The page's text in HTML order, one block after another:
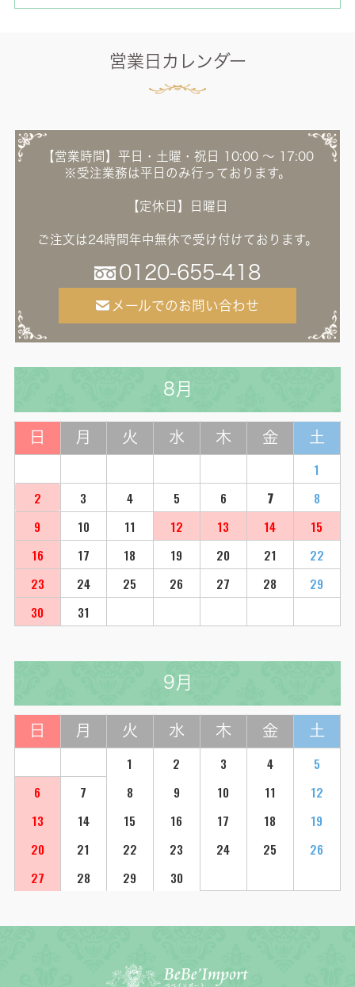
営業日カレンダー
【営業時間】平日・土曜・祝日 10:00 ～ 17:00
※受注業務は平日のみ行っております。
【定休日】日曜日
ご注文は24時間年中無休で受け付けております。
0120-655-418
メールでのお問い合わせ
8月
日 月 火 水 木 金 土
1
2
3 4 5 6 7
8
9
10 11 12 13 14
15
16
17 18 19 20 21
22
23
24 25 26 27 28
29
30
31
9月
日 月 火 水 木 金 土
1 2 3 4
5
6
7 8 9 10 11
12
13
14 15 16 17 18
19
20
21 22 23 24 25
26
27
28 29 30